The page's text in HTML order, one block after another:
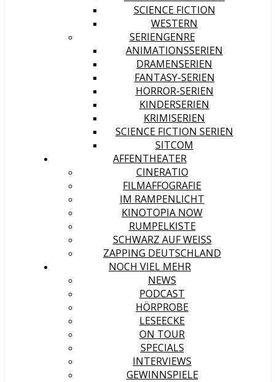
SCIENCE FICTION
WESTERN
SERIENGENRE
ANIMATIONSSERIEN
DRAMENSERIEN
FANTASY-SERIEN
HORROR-SERIEN
KINDERSERIEN
KRIMISERIEN
SCIENCE FICTION SERIEN
SITCOM
AFFENTHEATER
CINERATIO
FILMAFFOGRAFIE
IM RAMPENLICHT
KINOTOPIA NOW
RUMPELKISTE
SCHWARZ AUF WEISS
ZAPPING DEUTSCHLAND
NOCH VIEL MEHR
NEWS
PODCAST
HÖRPROBE
LESEECKE
ON TOUR
SPECIALS
INTERVIEWS
GEWINNSPIELE